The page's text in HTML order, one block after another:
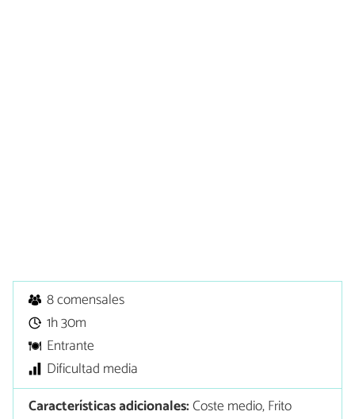
8 comensales
1h 30m
Entrante
Dificultad media
Características adicionales:Coste medio, Frito